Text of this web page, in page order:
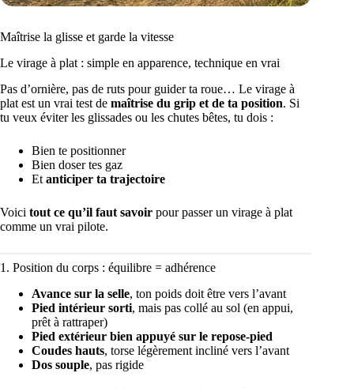
Maîtrise la glisse et garde la vitesse
Le virage à plat : simple en apparence, technique en vrai
Pas d’ornière, pas de ruts pour guider ta roue… Le virage à
plat est un vrai test de maîtrise du grip et de ta position. Si
tu veux éviter les glissades ou les chutes bêtes, tu dois :
Bien te positionner
Bien doser tes gaz
Et anticiper ta trajectoire
Voici tout ce qu’il faut savoir pour passer un virage à plat
comme un vrai pilote.
1. Position du corps : équilibre = adhérence
Avance sur la selle, ton poids doit être vers l’avant
Pied intérieur sorti, mais pas collé au sol (en appui,
prêt à rattraper)
Pied extérieur bien appuyé sur le repose-pied
Coudes hauts, torse légèrement incliné vers l’avant
Dos souple, pas rigide